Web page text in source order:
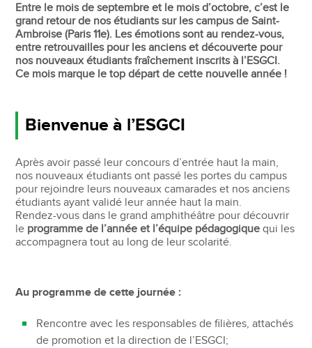
Entre le mois de septembre et le mois d’octobre, c’est le
grand retour de nos étudiants sur les campus de Saint-
Ambroise (Paris 11e). Les émotions sont au rendez-vous,
entre retrouvailles pour les anciens et découverte pour
nos nouveaux étudiants fraîchement inscrits à l’ESGCI.
Ce mois marque le top départ de cette nouvelle année !
Bienvenue à l’ESGCI
Après avoir passé leur concours d’entrée haut la main,
nos nouveaux étudiants ont passé les portes du campus
pour rejoindre leurs nouveaux camarades et nos anciens
étudiants ayant validé leur année haut la main.
Rendez-vous dans le grand amphithéâtre pour découvrir
le programme de l’année et l’équipe pédagogique qui les
accompagnera tout au long de leur scolarité.
Au programme de cette journée :
Rencontre avec les responsables de filières, attachés
de promotion et la direction de l’ESGCI;